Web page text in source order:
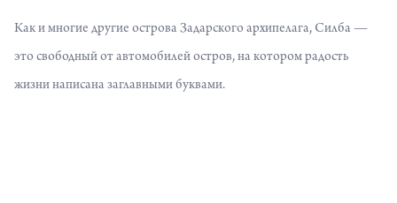
Как и многие другие острова Задарского архипелага, Силба —
это свободный от автомобилей остров, на котором радость
жизни написана заглавными буквами.